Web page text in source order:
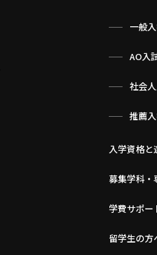
一般
AO入
社会
推薦
入学資格と
募集学科・
学費サポー
留学生の方